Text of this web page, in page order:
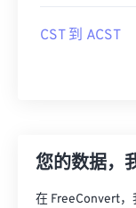
CST 到 ACST
您的数据，
在 FreeConvert